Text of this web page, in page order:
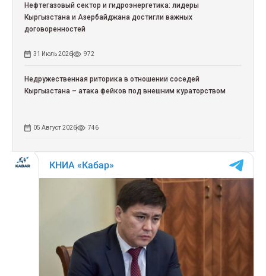
Нефтегазовый сектор и гидроэнергетика: лидеры
Кыргызстана и Азербайджана достигли важных
договоренностей
31 Июль 2026 972
Недружественная риторика в отношении соседей
Кыргызстана – атака фейков под внешним кураторством
05 Август 2026 746